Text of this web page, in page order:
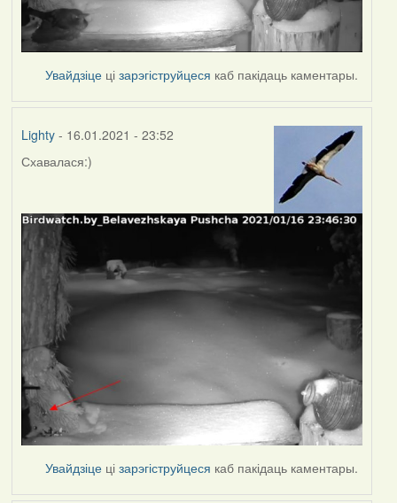
Увайдзіце цізарэгіструйцеся каб пакідаць каментары.
Lighty- 16.01.2021 - 23:52
Схавалася:)
Увайдзіце цізарэгіструйцеся каб пакідаць каментары.